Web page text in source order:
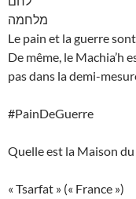
מלחמה
Le pain et la guerre
De même, le Machia’h
pas dans la demi-
#PainDeGuerre
Quelle est la Maison
« Tsarfat » (« France »)